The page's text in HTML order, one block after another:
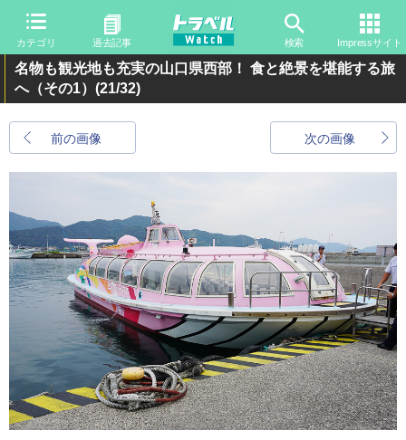
カテゴリ 過去記事 検索 Impressサイト
名物も観光地も充実の山口県西部！ 食と絶景を堪能する旅
へ（その1） (21/32)
前の画像 次の画像